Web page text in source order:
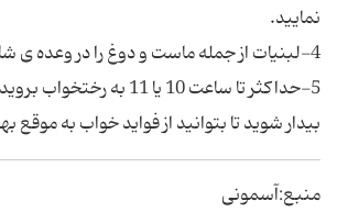
نمایید.
4-لبنیات از جمله ماست و دوغ را در وعده ی شام استفاده نمایید.
5-حداکثر تا ساعت 10 یا 11
بیدار شوید تا بتوانید از فواید خواب به موقع
منبع:آسمونی